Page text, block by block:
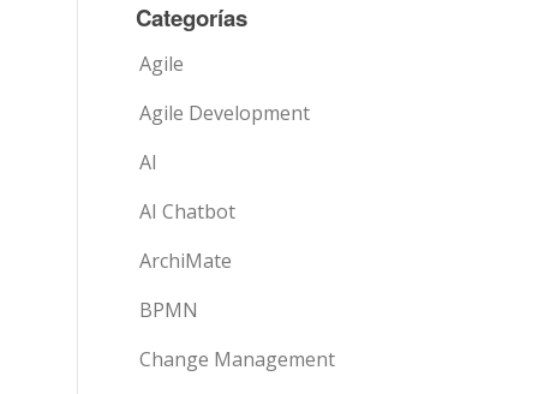
Categorías
Agile
Agile Development
AI
AI Chatbot
ArchiMate
BPMN
Change Management